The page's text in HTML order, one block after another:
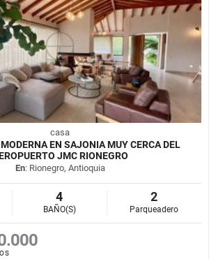
casa
EN SAJONIA MUY CERCA DEL
JMC RIONEGRO
En: Rionegro, Antioquia
4
BAÑO(S)
2
Parqueadero